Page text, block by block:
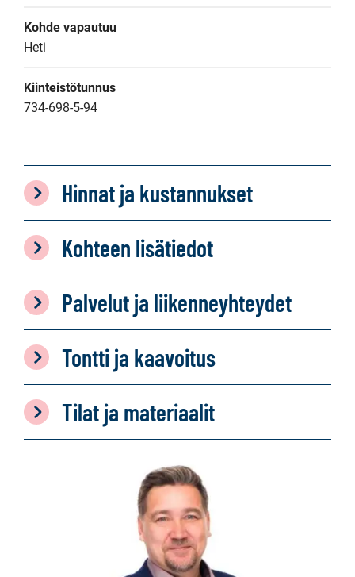
Kohde vapautuu
Heti
Kiinteistötunnus
734-698-5-94
Hinnat ja kustannukset
Kohteen lisätiedot
Palvelut ja liikenneyhteydet
Tontti ja kaavoitus
Tilat ja materiaalit